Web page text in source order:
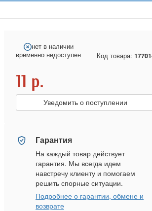
нет в наличии
временно недоступен
Код товара:
11 р.
Уведомить о поступлении
Гарантия
На каждый товар действует
гарантия. Мы всегда идем
навстречу клиенту и помогаем
решить спорные ситуации.
Подробнее о гарантии, обмене и
возврате